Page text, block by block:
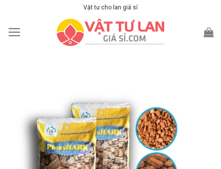
content
Vật tư cho lan giá sỉ